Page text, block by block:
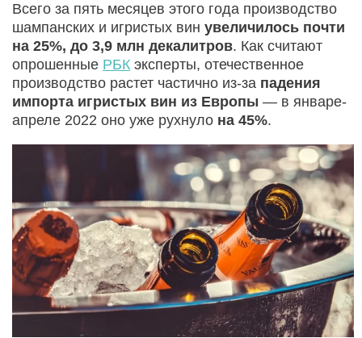
Всего за пять месяцев этого года производство
шампанских и игристых вин увеличилось почти
на 25%, до 3,9 млн декалитров. Как считают
опрошенные РБК эксперты, отечественное
производство растет частично из-за падения
импорта игристых вин из Европы — в январе-
апреле 2022 оно уже рухнуло на 45%.